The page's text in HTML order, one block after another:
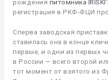
рождения питомника
регистрация в РКФ-ФЦИ
Сперва заводская
ставилась она в конце
первые, и одни из первых
в России — всего второй
тот момент от взятого из